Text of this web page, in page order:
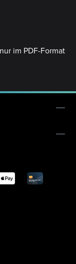
im PDF-Format